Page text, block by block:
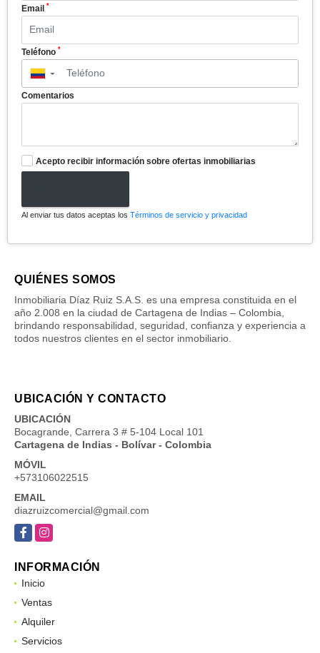
Email *
Teléfono *
▼
Comentarios
Acepto recibir información sobre ofertas inmobiliarias
Al enviar tus datos aceptas los Términos de servicio y privacidad
QUIÉNES SOMOS
Inmobiliaria Díaz Ruiz S.A.S. es una empresa constituida en el
año 2.008 en la ciudad de Cartagena de Indias – Colombia,
brindando responsabilidad, seguridad, confianza y experiencia a
todos nuestros clientes en el sector inmobiliario.
UBICACIÓN Y CONTACTO
UBICACIÓN
Bocagrande, Carrera 3 # 5-104 Local 101
Cartagena de Indias - Bolívar - Colombia
MÓVIL
+573106022515
EMAIL
diazruizcomercial@gmail.com
FacebookInstagram
INFORMACIÓN
Inicio
Ventas
Alquiler
Servicios